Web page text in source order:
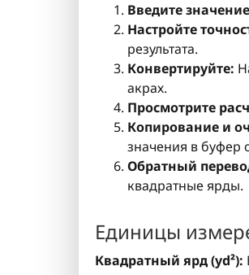
Введите
Настройте
результата.
Конвертируйте:
акрах.
Просмотрите
Копирование и
значения в буфер
Обратный
квадратные ярды.
Единицы
Квадратный ярд (yd²):